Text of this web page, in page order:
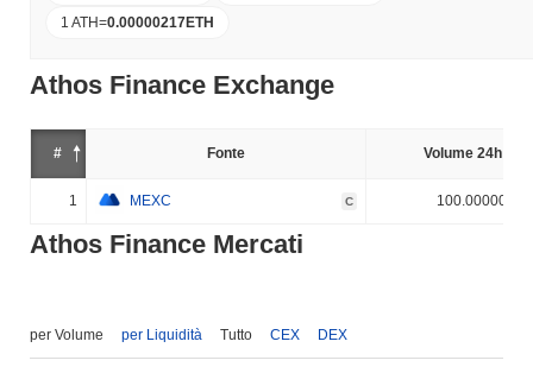
1 ATH=0.00000217ETH
Athos Finance Exchange
# Fonte Volume 24h (%)
1 MEXC C 100.000000%
Athos Finance Mercati
per Volume per Liquidità Tutto CEX DEX